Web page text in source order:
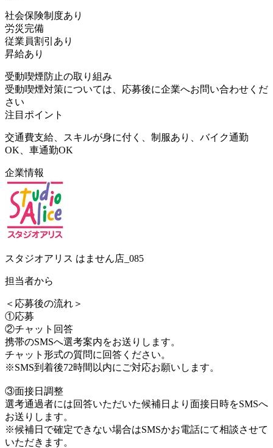
社会保険制度あり
労災完備
従業員割引あり
昇給あり
受動喫煙防止の取り組み
受動喫煙対策については、応募後に企業へお問い合わせくだ
さい
注目ポイント
交通費支給、スキルが身に付く、制服あり、バイク通勤
OK、車通勤OK
企業情報
スタジオアリス はません店_085
担当者から
＜応募後の流れ＞
①応募
②チャット回答
携帯のSMSへ選考案内をお送りします。
チャット形式の質問に回答ください。
※SMS到着後72時間以内にご対応お願いします。
③面接日調整
選考通過者には回答いただいた候補日より面接日時をSMSへ
お送りします。
※候補日で確定できない場合はSMSかお電話にて相談させて
いただきます。